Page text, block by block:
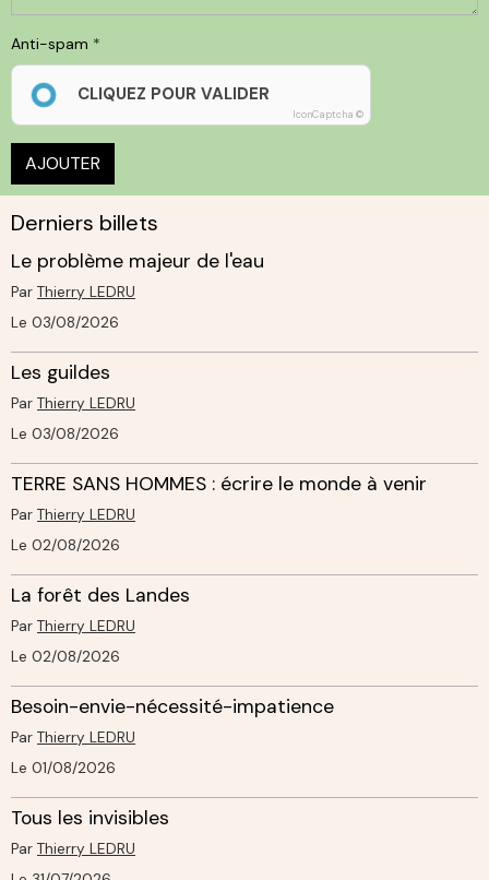
Anti-spam
CLIQUEZ POUR VALIDER
IconCaptcha ©
AJOUTER
Derniers billets
Le problème majeur de l'eau
Par Thierry LEDRU
Le 03/08/2026
Les guildes
Par Thierry LEDRU
Le 03/08/2026
TERRE SANS HOMMES : écrire le monde à venir
Par Thierry LEDRU
Le 02/08/2026
La forêt des Landes
Par Thierry LEDRU
Le 02/08/2026
Besoin-envie-nécessité-impatience
Par Thierry LEDRU
Le 01/08/2026
Tous les invisibles
Par Thierry LEDRU